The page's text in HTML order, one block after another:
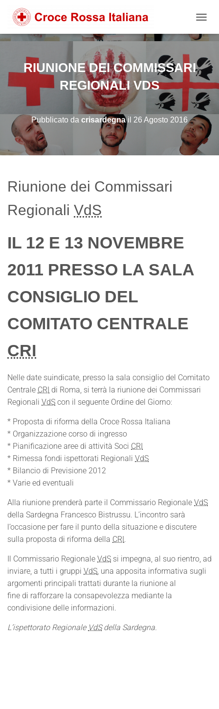
RIUNIONE DEI COMMISSARI
REGIONALI VDS
Pubblicato da crisardegnail 26 Agosto 2016
Riunione dei Commissari
Regionali VdS
IL 12 E 13 NOVEMBRE
2011 PRESSO LA SALA
CONSIGLIO DEL
COMITATO CENTRALE
CRI
Nelle date suindicate, presso la sala consiglio del Comitato
Centrale CRI di Roma, si terrà la riunione dei Commissari
Regionali VdS con il seguente Ordine del Giorno:
* Proposta di riforma della Croce Rossa Italiana
* Organizzazione corso di ingresso
* Pianificazione aree di attività Soci CRI
* Rimessa fondi ispettorati Regionali VdS
* Bilancio di Previsione 2012
* Varie ed eventuali
Alla riunione prenderà parte il Commissario Regionale VdS
della Sardegna Francesco Bistrussu. L’incontro sarà
l’occasione per fare il punto della situazione e discutere
sulla proposta di riforma della CRI.
Il Commissario Regionale VdS si impegna, al suo rientro, ad
inviare, a tutti i gruppi VdS, una apposita informativa sugli
argomenti principali trattati durante la riunione al
fine di rafforzare la consapevolezza mediante la
condivisione delle informazioni.
L’ispettorato Regionale VdSdella Sardegna.